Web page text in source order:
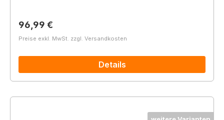
Regulärer Preis:
96,99 €
Preise exkl. MwSt. zzgl. Versandkosten
Details